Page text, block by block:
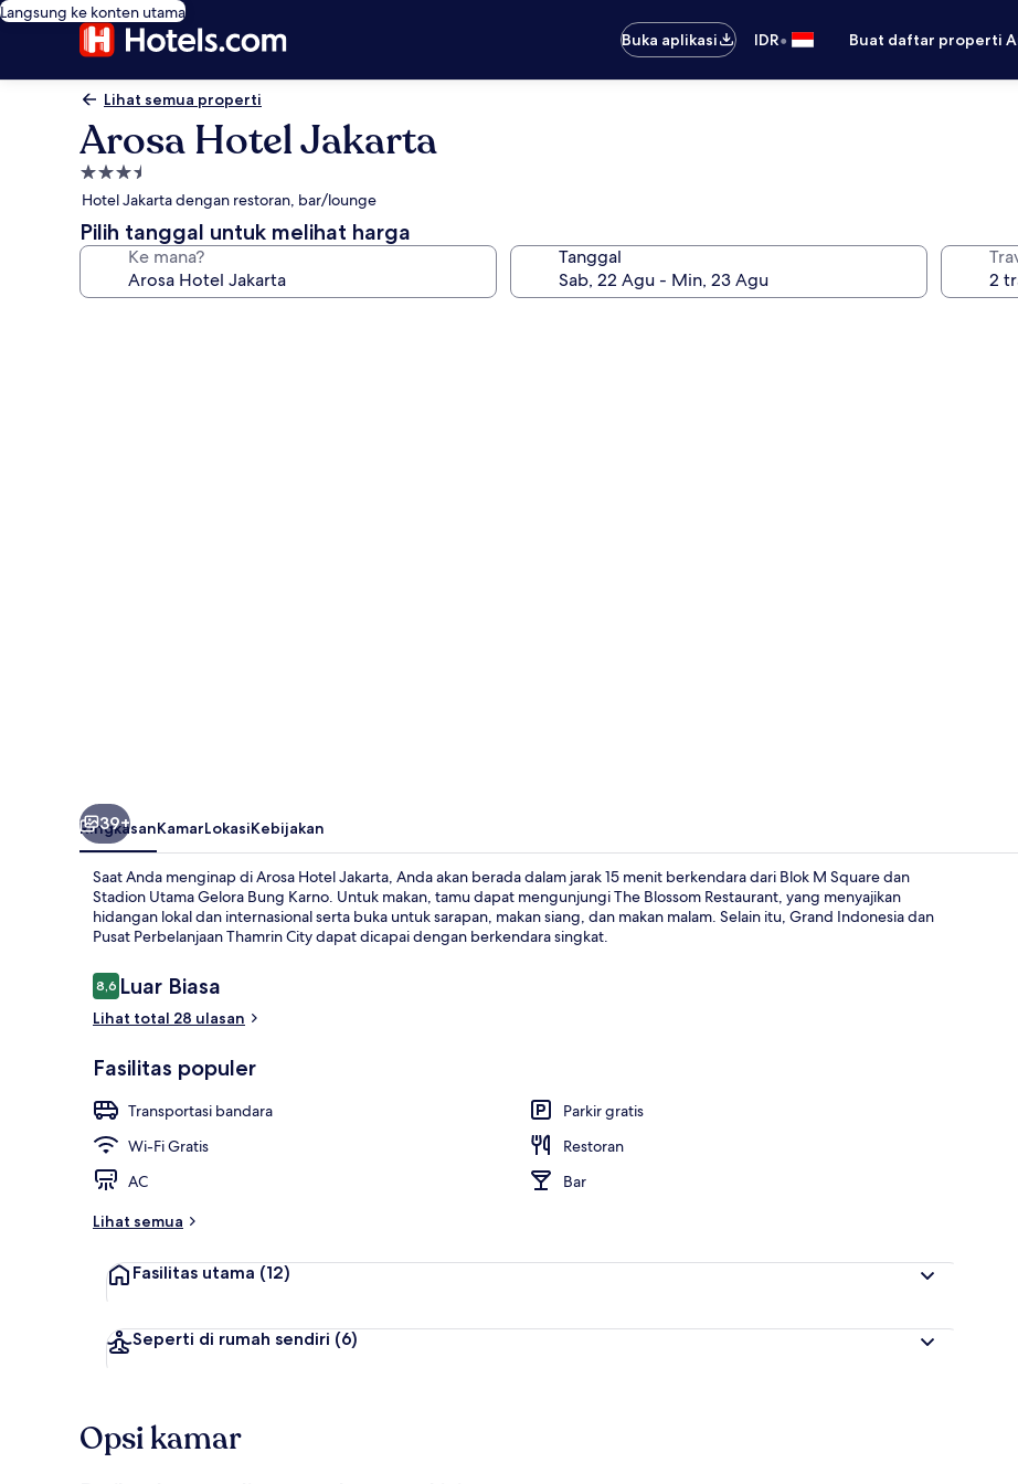
Langsung ke konten utama
Buka aplikasi
IDR• Buat daftar properti
Lihat semua properti
Arosa Hotel Jakarta
Properti
bintang
3.5
Hotel Jakarta dengan restoran, bar/lounge
Pilih tanggal untuk melihat harga
Ke mana? Tanggal
39+
RingkasanKamarLokasiKebijakan
Saat Anda menginap di Arosa Hotel Jakarta, Anda akan berada dalam jarak 15 menit berkendara dari Blok M Square dan
Stadion Utama Gelora Bung Karno. Untuk makan, tamu dapat mengunjungi The Blossom Restaurant, yang menyajikan
hidangan lokal dan internasional serta buka untuk sarapan, makan siang, dan makan malam. Selain itu, Grand Indonesia dan
Pusat Perbelanjaan Thamrin City dapat dicapai dengan berkendara singkat.
Ulasan
8,68,6 dari 10
Luar Biasa
Lihat total 28 ulasan
Fasilitas populer
Transportasi bandara
Parkir gratis
Wi-Fi Gratis
Restoran
AC
Bar
Lihat semua
Fasilitas utama (12)
Seperti di rumah sendiri (6)
Opsi kamar